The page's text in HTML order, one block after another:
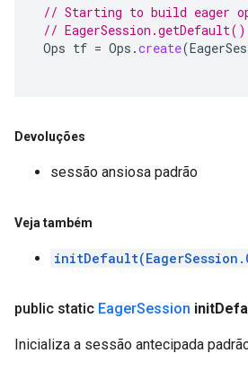
// Starting to build eager
//
Ops tf = Ops .create(
Devoluções
sessão ansiosa padrão
Veja também
public static EagerSession init
Inicializa a sessão antecipada